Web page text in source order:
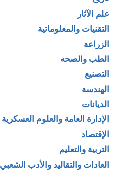
علم الآثار
التقنيات والمعلوماتية
الزراعة
الطب والصحة
التصنيع
الهندسة
الديانات
الإدارة العامة والعلوم العسكرية
الإقتصاد
التربية والتعليم
العادات والتقاليد والأدب الشعبي